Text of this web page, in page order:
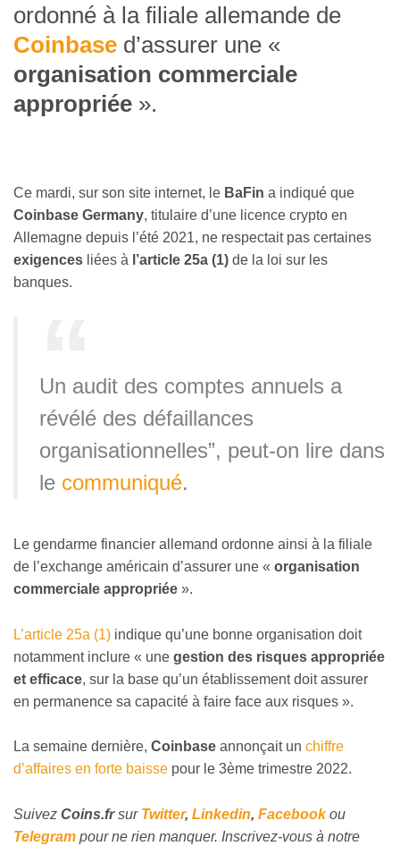
ordonné à la filiale allemande de
Coinbase d’assurer une «
organisation commerciale
appropriée ».
Ce mardi, sur son site internet, le BaFin a indiqué que
Coinbase Germany, titulaire d’une licence crypto en
Allemagne depuis l’été 2021, ne respectait pas certaines
exigences liées à l’article 25a (1) de la loi sur les
banques.
Un audit des comptes annuels a
révélé des défaillances
organisationnelles”, peut-on lire dans
le communiqué.
Le gendarme financier allemand ordonne ainsi à la filiale
de l’exchange américain d’assurer une « organisation
commerciale appropriée ».
L’article 25a (1) indique qu’une bonne organisation doit
notamment inclure « une gestion des risques appropriée
et efficace, sur la base qu’un établissement doit assurer
en permanence sa capacité à faire face aux risques ».
La semaine dernière, Coinbase annonçait un chiffre
d’affaires en forte baisse pour le 3ème trimestre 2022.
Suivez Coins.frsur Twitter, Linkedin, Facebookou
Telegram pour ne rien manquer. Inscrivez-vous à notre